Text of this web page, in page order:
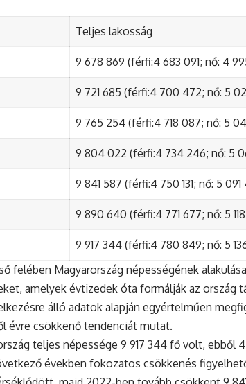
Teljes lakosság
9 678 869 (férfi:4 683 091; nő: 4
9 721 685 (férfi:4 700 472; nő: 5
9 765 254 (férfi:4 718 087; nő: 5
9 804 022 (férfi:4 734 246; nő: 5
9 841 587 (férfi:4 750 131; nő: 5 091
9 890 640 (férfi:4 771 677; nő: 5
9 917 344 (férfi:4 780 849; nő: 5
felében Magyarország népességének
amelyek évtizedek óta formálják az ország
álló adatok alapján egyértelműen
évre csökkenő tendenciát mutat.
teljes népessége 9 917 344 fő volt, ebből
években fokozatos csökkenés